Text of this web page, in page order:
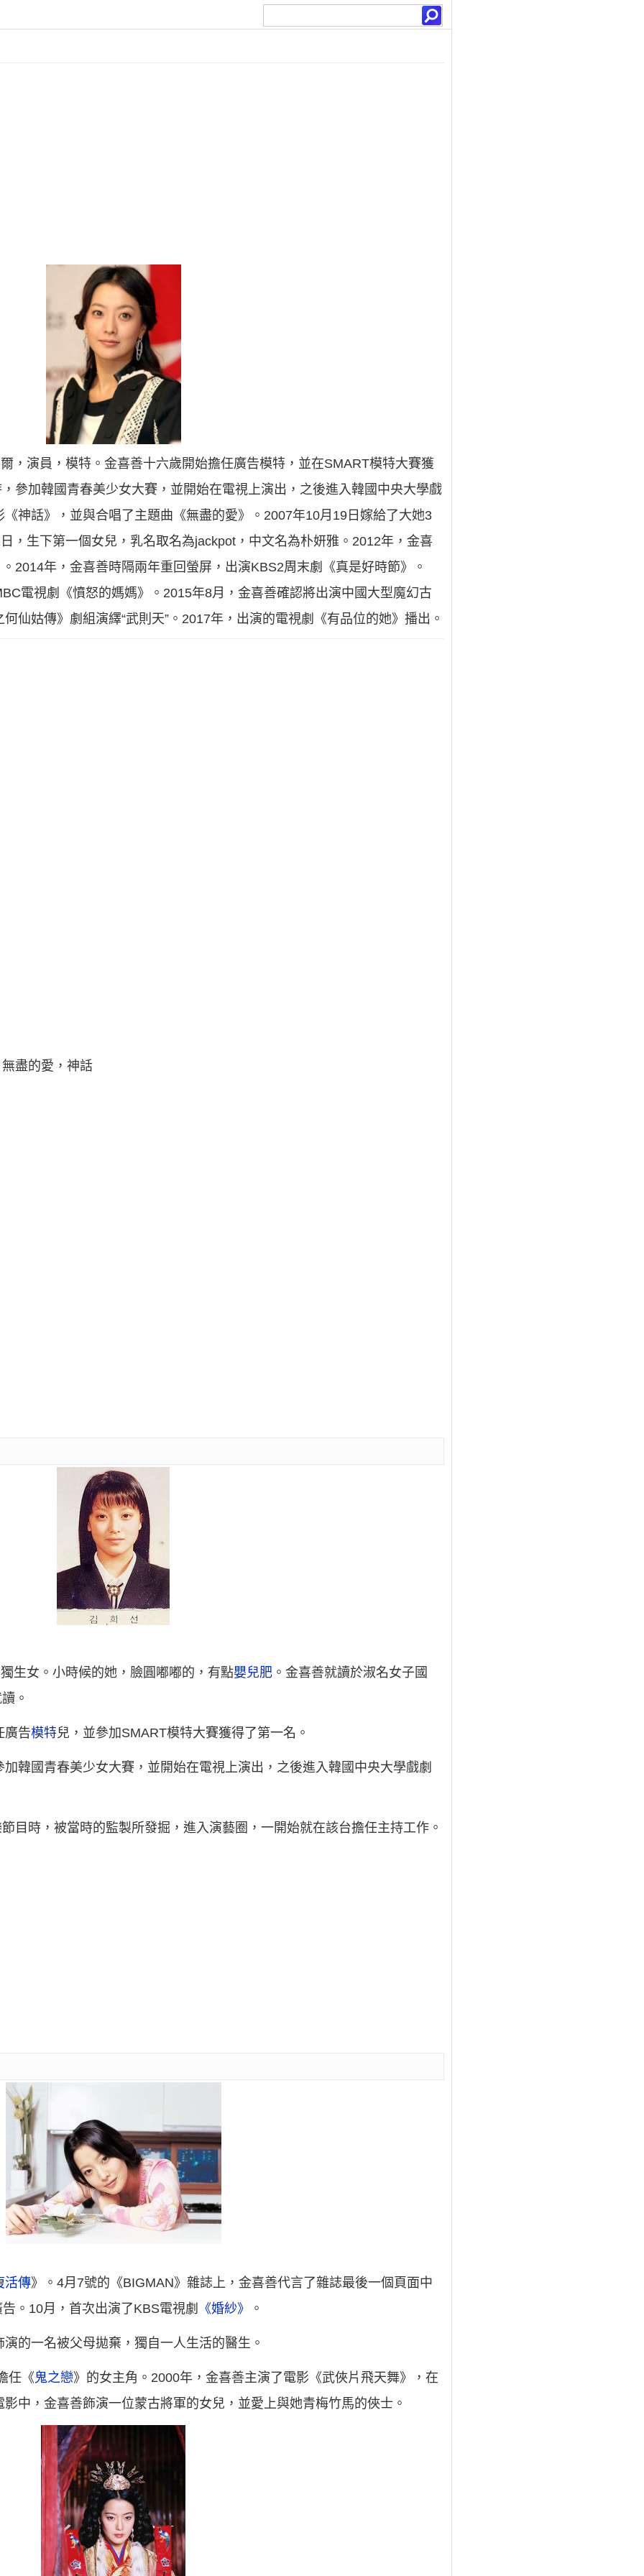
，演員，模特。金喜善十六歲開始擔任廣告模特，並在SMART模特大賽獲
參加韓國青春美少女大賽，並開始在電視上演出，之後進入韓國中央大學戲
神話》，並與合唱了主題曲《無盡的愛》。2007年10月19日嫁給了大她3
，生下第一個女兒，乳名取名為jackpot，中文名為朴妍雅。2012年，金喜
2014年，金喜善時隔兩年重回螢屏，出演KBS2周末劇《真是好時節》。
電視劇《憤怒的媽媽》。2015年8月，金喜善確認將出演中國大型魔幻古
仙姑傳》劇組演繹“武則天”。2017年，出演的電視劇《有品位的她》播出。
盡的愛，神話
生女。小時候的她，臉圓嘟嘟的，有點嬰兒肥 。金喜善就讀於淑名女子國
。
廣告模特兒，並參加SMART模特大賽獲得了第一名。
韓國青春美少女大賽，並開始在電視上演出，之後進入韓國中央大學戲劇
目時，被當時的監製所發掘，進入演藝圈，一開始就在該台擔任主持工作。
活傳》。4月7號的《BIGMAN》雜誌上，金喜善代言了雜誌最後一個頁面中
。10月，首次出演了KBS電視劇
《婚紗》 。
演的一名被父母拋棄，獨自一人生活的醫生。
任《鬼之戀》的女主角。2000年，金喜善主演了電影《武俠片飛天舞》，在
中，金喜善飾演一位蒙古將軍的女兒，並愛上與她青梅竹馬的俠士。